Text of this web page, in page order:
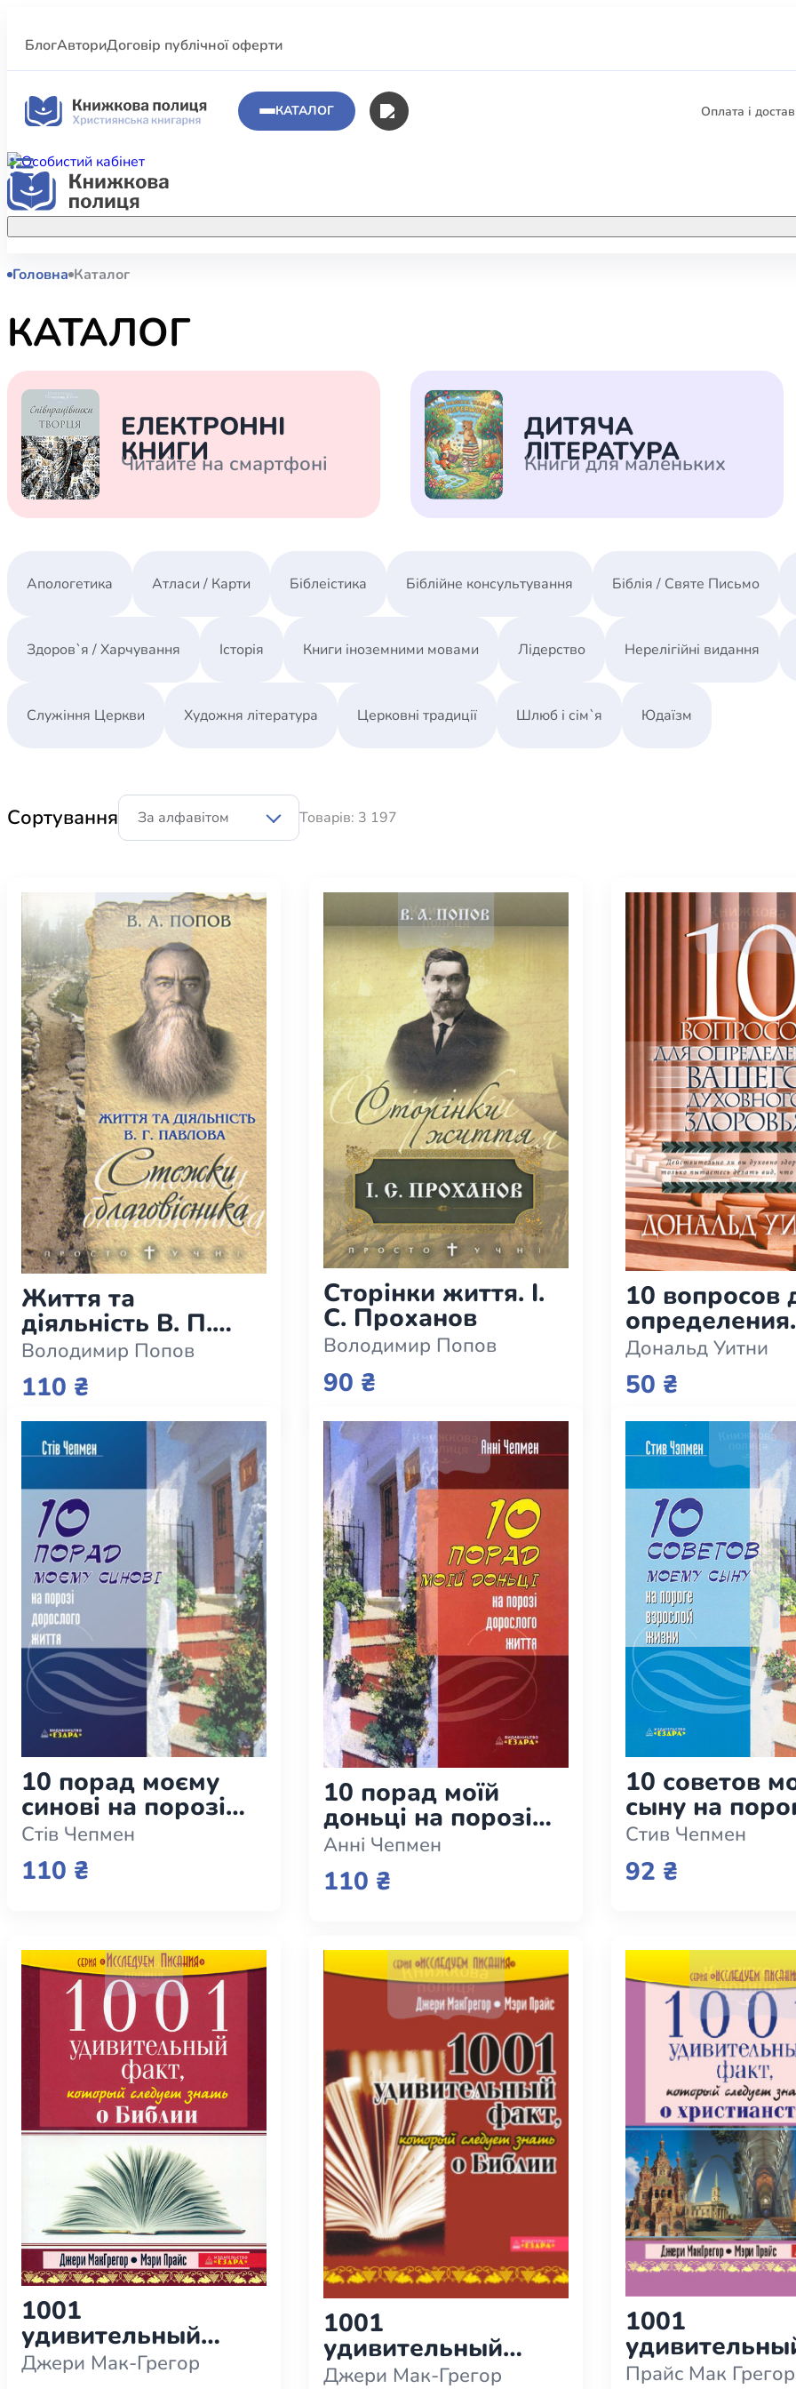
БлогАвториДоговір публічної оферти
КАТАЛОГ Оплата і
Акційні пропозиції
меншою ціною завдяки акційним
знижкам.
Новинки
КНИГИ
Біблійне консультування
Біблія / Святе Письмо
Дитяча література
Книги іноземними мовами
ЕЛЕКТРОННІ
Головна Каталог
КАТАЛОГ
ЕЛЕКТРОННІ
КНИГИ
Читайте на смартфоні
ДИТЯЧА
ЛІТЕРАТУРА
Книги для маленьких
Апологетика Атласи / Карти Біблеістика Біблійне консультування Біблія / Святе Письмо
Здоров`я / Харчування Історія Книги іноземними мовами Лідерство Нерелігійні видання
Служіння Церкви Художня література Церковні традиції Шлюб і сім`я Юдаїзм
Сортування Товарів: 3 197
Життя та
діяльність В. П.
Стежки
благовістника
Володимир Попов
110 ₴
Сторінки життя. І.
С. Проханов
Володимир Попов
90 ₴
10 вопросов
определения
вашего
здоровья (e-
Дональд Уитни
50 ₴
10 порад моєму
синові на порозі
дорослого життя
Стів Чепмен
110 ₴
10 порад моїй
доньці на порозі
дорослого життя
Анні Чепмен
110 ₴
10 советов
сыну на
взрослой
Стив Чепмен
92 ₴
1001
удивительный
факт, который
Джери Мак-Грегор
1001
удивительный
факт, который
Джери Мак-Грегор
1001
факт, который
Прайс Мак Грегор